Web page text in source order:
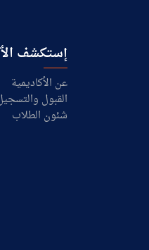
إستكشف
عن الأكاديمية
القبول
شئون الطلاب